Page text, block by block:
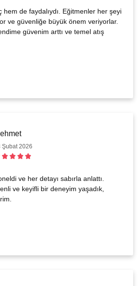
hem de faydalıydı. Eğitmenler her şeyi
ve güvenliğe büyük önem veriyorlar.
güvenim arttı ve temel atış
Şubat 2026
ve her detayı sabırla anlattı.
ve keyifli bir deneyim yaşadık,